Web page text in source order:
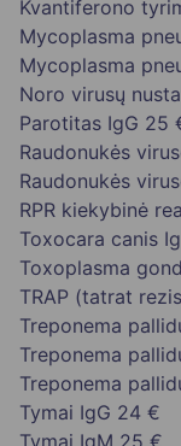
Kvantiferono
Mycoplasma
Mycoplasma
Noro virusų
Parotitas IgG 25
Raudonukės
Raudonukės
RPR kiekybinė
Toxocara canis
Toxoplasma
TRAP (tatrat
Treponema
Treponema
Treponema
Tymai IgG 24 €